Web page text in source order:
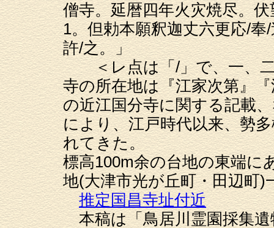
僧寺。延暦四年火灾焼尽。
1。但勅本願釈迦丈六更応/
許/之。」
＜レ点は「/」で、一、二
寺の所在地は『江家次第』
の近江国分寺に関する記載
により、江戸時代以来、勢
れてきた。
標高100m余の台地の東端に
地(大津市光が丘町・田辺町
推定国昌寺址付近
本稿は「鳥居川霊園採集遺